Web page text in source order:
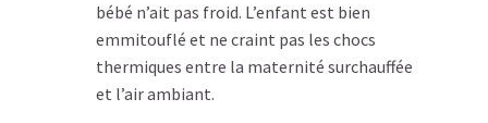
bébé n’ait pas froid. L’enfant est bien
emmitouflé et ne craint pas les chocs
thermiques entre la maternité surchauffée
et l’air ambiant.